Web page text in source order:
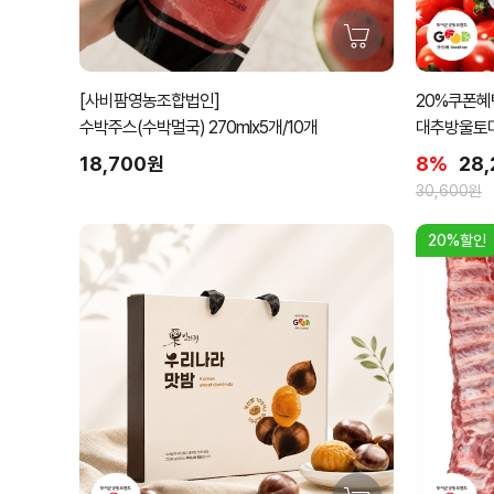
[사비팜영농조합법인]
수박주스(수박멀국) 270mlx5개/10개
18,700원
20%쿠폰
대추방울토
8%
30,600원
20%할인